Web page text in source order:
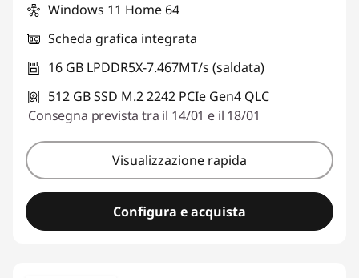
Windows 11 Home 64
Scheda grafica integrata
16 GB LPDDR5X-7.467MT/s (saldata)
512 GB SSD M.2 2242 PCIe Gen4 QLC
Consegna prevista tra il 14/01 e il 18/01
Visualizzazione rapida
Configura e acquista